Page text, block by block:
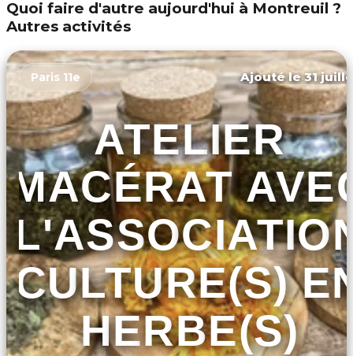
Quoi faire d'autre aujourd'hui à Montreuil ?
Autres activités
Paris 11e Ajouté le 31
ATELIER
MACÉRAT
CULTURE(S)
HERBE(S)